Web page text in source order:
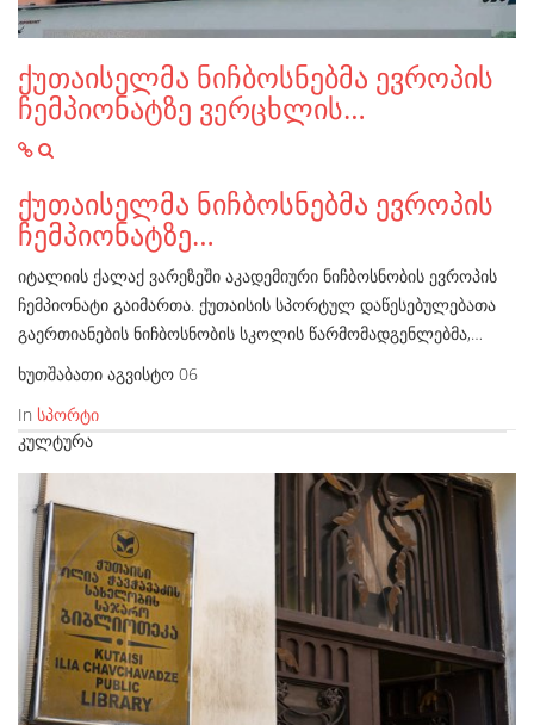
ქუთაისელმა ნიჩბოსნებმა ევროპის
ჩემპიონატზე ვერცხლის…
ქუთაისელმა ნიჩბოსნებმა ევროპის
ჩემპიონატზე…
იტალიის ქალაქ ვარეზეში აკადემიური ნიჩბოსნობის ევროპის
ჩემპიონატი გაიმართა. ქუთაისის სპორტულ დაწესებულებათა
გაერთიანების ნიჩბოსნობის სკოლის წარმომადგენლებმა,…
ხუთშაბათი აგვისტო 06
In სპორტი
ᲙᲣᲚᲢᲣᲠᲐ